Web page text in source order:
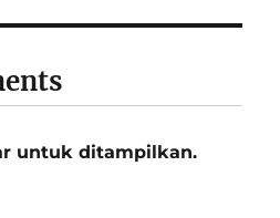
untuk ditampilkan.